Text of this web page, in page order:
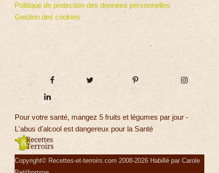
Politique de protection des données personnelles
Gestion des cookies
Pour votre santé, mangez 5 fruits et légumes par jour -
L'abus d'alcool est dangereux pour la Santé
Copyright© Recettes-et-terroirs.com 2008-2026 Habillé par Carole